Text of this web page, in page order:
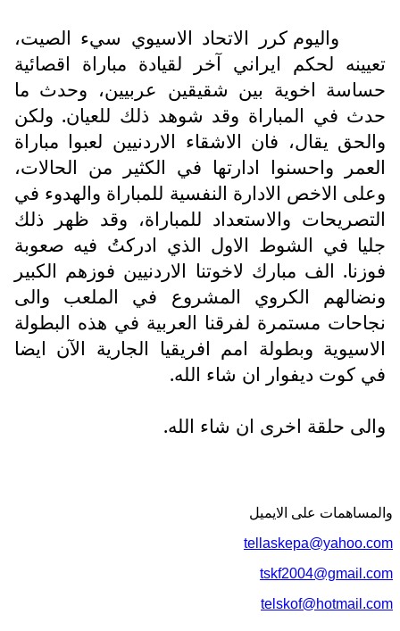
واليوم كرر الاتحاد الاسيوي سيء الصيت،
تعيينه لحكم ايراني آخر لقيادة مباراة اقصائية
حساسة اخوية بين شقيقين عربيين، وحدث ما
حدث في المباراة وقد شوهد ذلك للعيان. ولكن
والحق يقال، فان الاشقاء الاردنيين لعبوا مباراة
العمر واحسنوا ادارتها في الكثير من الحالات،
وعلى الاخص الادارة النفسية للمباراة والهدوء في
التصريحات والاستعداد للمباراة، وقد ظهر ذلك
جليا في الشوط الاول الذي ادركتُ فيه صعوبة
فوزنا. الف مبارك لاخوتنا الاردنيين فوزهم الكبير
ونضالهم الكروي المشروع في الملعب والى
نجاحات مستمرة لفرقنا العربية في هذه البطولة
الاسيوية وبطولة امم افريقيا الجارية الآن ايضا
في كوت ديفوار ان شاء الله.
والى حلقة اخرى ان شاء الله.
والمساهمات علی الایمیل
tellaskepa@yahoo.com
tskf2004@gmail.com
telskof@hotmail.com